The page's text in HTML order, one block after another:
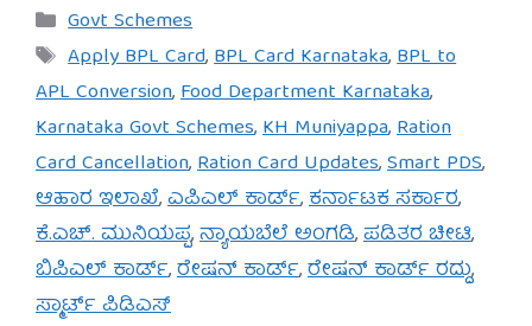
Categories
Govt Schemes
Tags
Apply BPL Card,BPL Card Karnataka,BPL to
APL Conversion,Food Department Karnataka,
Karnataka Govt Schemes,KH Muniyappa,Ration
Card Cancellation,Ration Card Updates,Smart PDS,
ಆಹಾರ ಇಲಾಖೆ,ಎಪಿಎಲ್ ಕಾರ್ಡ್,ಕರ್ನಾಟಕ ಸರ್ಕಾರ,
ಕೆ.ಎಚ್. ಮುನಿಯಪ್ಪ,ನ್ಯಾಯಬೆಲೆ ಅಂಗಡಿ,ಪಡಿತರ ಚೀಟಿ,
ಬಿಪಿಎಲ್ ಕಾರ್ಡ್,ರೇಷನ್ ಕಾರ್ಡ್,ರೇಷನ್ ಕಾರ್ಡ್ ರದ್ದು,
ಸ್ಮಾರ್ಟ್ ಪಿಡಿಎಸ್